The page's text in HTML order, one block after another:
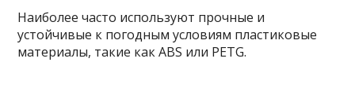
Наиболее часто используют прочные и
устойчивые к погодным условиям пластиковые
материалы, такие как ABS или PETG.